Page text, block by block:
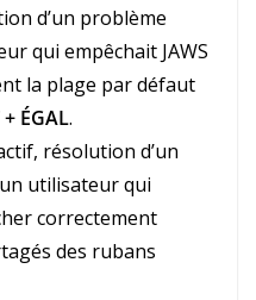
d’un problème
qui empêchait JAWS
la plage par défaut
ÉGAL.
résolution d’un
utilisateur qui
correctement
des rubans